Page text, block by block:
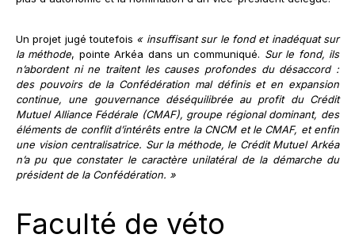
Un projet jugé toutefois « insuffisant sur le fond et inadéquat sur
la méthode, pointe Arkéa dans un communiqué. Sur le fond, ils
n’abordent ni ne traitent les causes profondes du désaccord :
des pouvoirs de la Confédération mal définis et en expansion
continue, une gouvernance déséquilibrée au profit du Crédit
Mutuel Alliance Fédérale (CMAF), groupe régional dominant, des
éléments de conflit d’intérêts entre la CNCM et le CMAF, et enfin
une vision centralisatrice. Sur la méthode, le Crédit Mutuel Arkéa
n’a pu que constater le caractère unilatéral de la démarche du
président de la Confédération. »
Faculté de véto